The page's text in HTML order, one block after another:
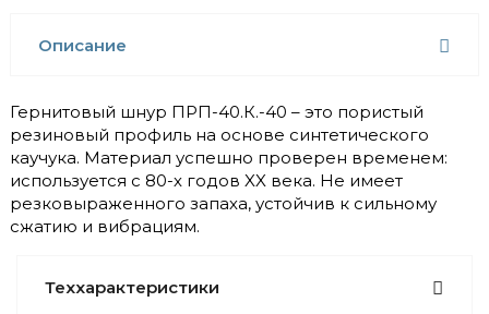
Описание
Гернитовый шнур ПРП-40.К.-40 – это пористый
резиновый профиль на основе синтетического
каучука. Материал успешно проверен временем:
используется с 80-х годов XX века. Не имеет
резковыраженного запаха, устойчив к сильному
сжатию и вибрациям.
Теххарактеристики